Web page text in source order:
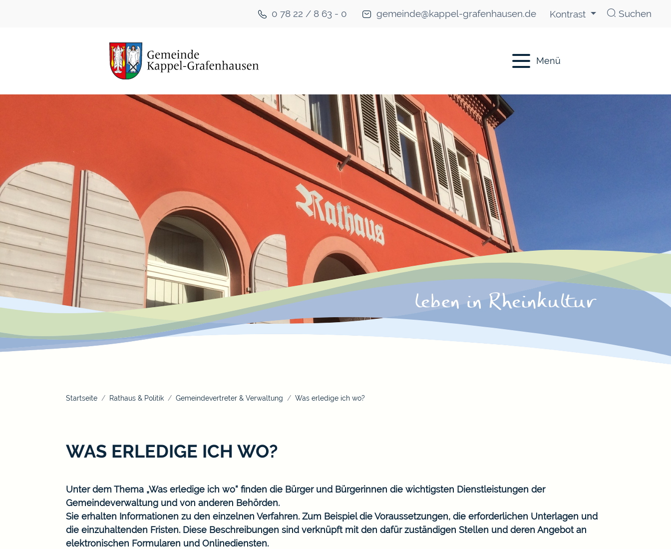
0 78 22 / 8 63 - 0 gemeinde@kappel-grafenhausen.de Kontrast Suchen
Menü
Startseite Rathaus & Politik Gemeindevertreter & Verwaltung Was erledige ich wo?
WAS ERLEDIGE ICH WO?
Unter dem Thema „Was erledige ich wo“ finden die Bürger und Bürgerinnen die wichtigsten Dienstleistungen der
Gemeindeverwaltung und von anderen Behörden.
Sie erhalten Informationen zu den einzelnen Verfahren. Zum Beispiel die Voraussetzungen, die erforderlichen Unterlagen und
die einzuhaltenden Fristen. Diese Beschreibungen sind verknüpft mit den dafür zuständigen Stellen und deren Angebot an
elektronischen Formularen und Onlinediensten.